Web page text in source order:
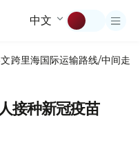
中文
跨里海国际运输路线/中间走廊
接种新冠疫苗